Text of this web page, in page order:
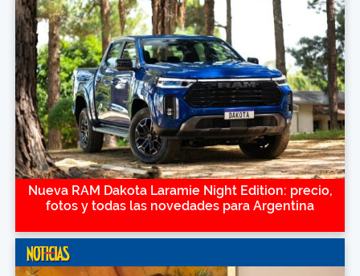
Nueva RAM Dakota Laramie Night Edition: precio,
fotos y todas las novedades para Argentina